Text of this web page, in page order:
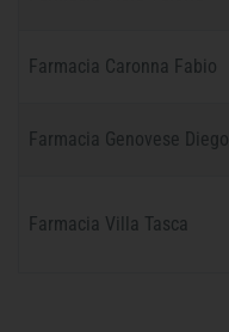
Farmacia Caronna Fabio
Farmacia Genovese Diego
Farmacia Villa Tasca